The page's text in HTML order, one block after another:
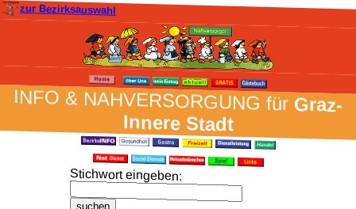
zur Bezirksauswahl
INFO & NAH­VER­SORG­UNG fürGraz-
Innere Stadt
Stich­wort ein­geben: